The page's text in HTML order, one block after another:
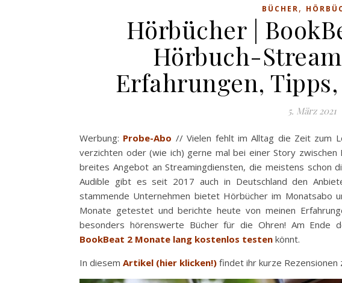
BÜCHER,
Hörbücher |
Hörbuch-
Erfahrungen,
5. März 2021
Werbung: Probe-Abo // Vielen fehlt im Alltag die Zeit zum
verzichten oder (wie ich) gerne mal bei einer Story
breites Angebot an Streamingdiensten, die meistens schon
Audible gibt es seit 2017 auch in Deutschland den
stammende Unternehmen bietet Hörbücher im Monatsabo
Monate getestet und berichte heute von meinen
besonders hörenswerte Bücher für die Ohren! Am Ende
BookBeat 2 Monate lang kostenlos testen könnt.
In diesem Artikel (hier klicken!) findet ihr kurze